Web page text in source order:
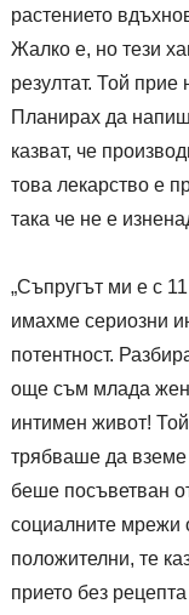
растението
Жалко е, но тези
резултат. Той прие
Планирах да
казват, че
това лекарство е
така че не е
„Съпругът ми е с
имахме сериозни
потентност.
още съм млада
интимен живот!
трябваше да
беше посъветван
социалните мрежи
положителни, те
прието без